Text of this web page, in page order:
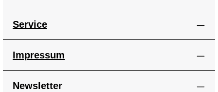
Service
Impressum
Newsletter